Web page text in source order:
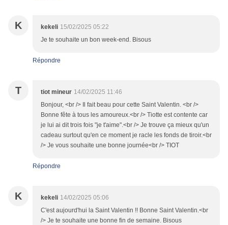
K kekeli 15/02/2025 05:22
Je te souhaite un bon week-end. Bisous
Répondre
T tiot mineur 14/02/2025 11:46
Bonjour, <br /> Il fait beau pour cette Saint Valentin. <br />
Bonne fête à tous les amoureux.<br /> Tiotte est contente car
je lui ai dit trois fois "je t'aime".<br /> Je trouve ça mieux qu'un
cadeau surtout qu'en ce moment je racle les fonds de tiroir.<br
/> Je vous souhaite une bonne journée<br /> TIOT
Répondre
K kekeli 14/02/2025 05:06
C'est aujourd'hui la Saint Valentin !! Bonne Saint Valentin.<br
/> Je te souhaite une bonne fin de semaine. Bisous